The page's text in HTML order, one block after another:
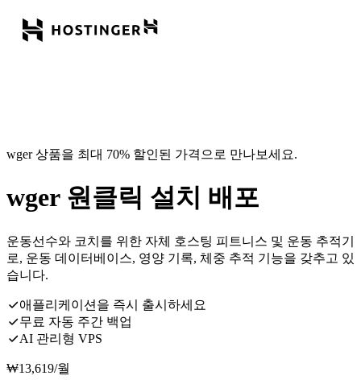
wger 상품을 최대 70% 할인된 가격으로 만나보세요.
wger 원클릭 설치 배포
운동선수와 코치를 위한 자체 호스팅 피트니스 및 운동 추적기
로, 운동 데이터베이스, 영양 기록, 체중 추적 기능을 갖추고 있
습니다.
애플리케이션을 즉시 출시하세요
무료 자동 주간 백업
AI 관리형 VPS
₩13,619/월